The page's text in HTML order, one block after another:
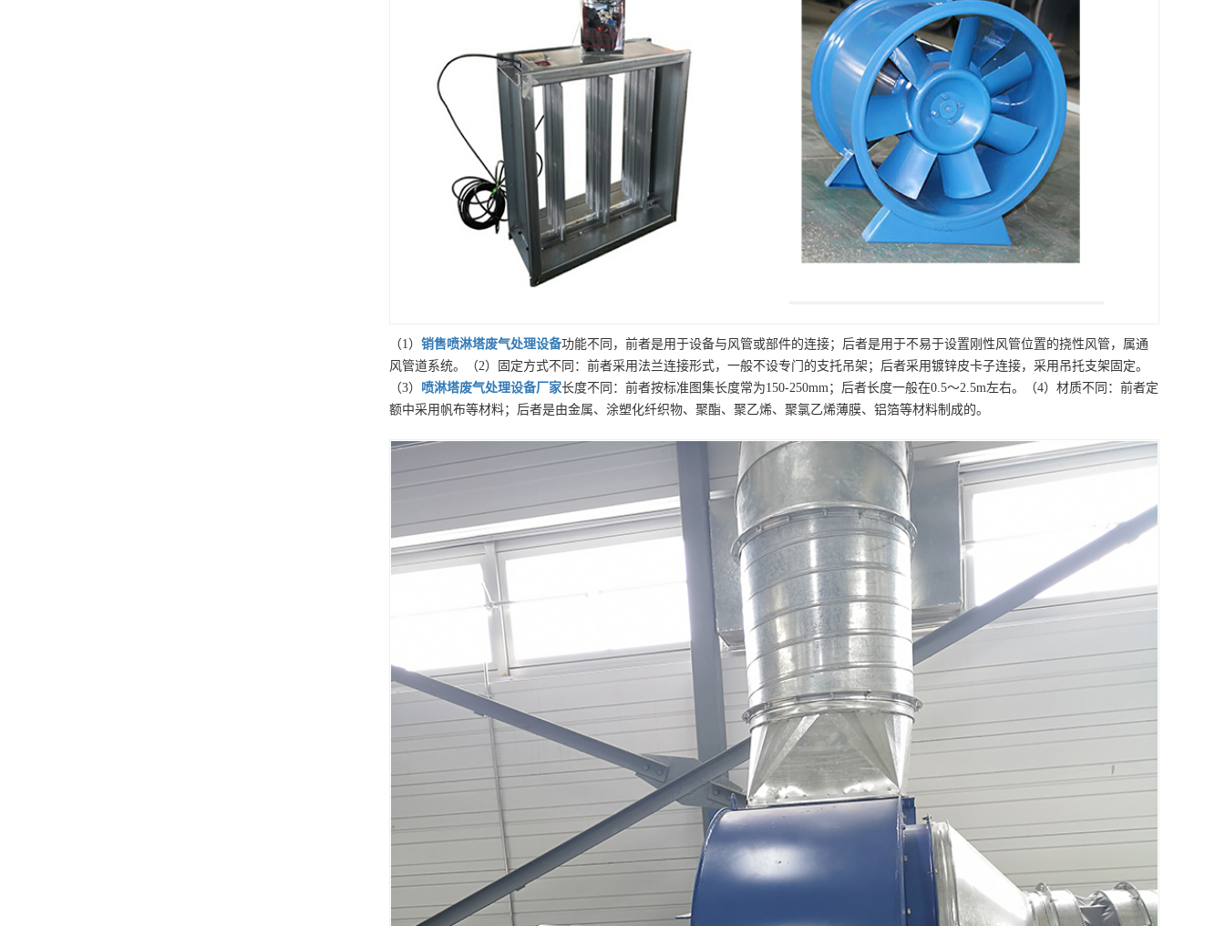
（1） 销售喷淋塔废气处理设备功能不同，前者是用于设备与风管或部件的连接；后者是用于不易于设置刚性风管位置的挠性风管，属通
风管道系统。（2）固定方式不同：前者采用法兰连接形式，一般不设专门的支托吊架；后者采用镀锌皮卡子连接，采用吊托支架固定。
（3） 喷淋塔废气处理设备厂家长度不同：前者按标准图集长度常为150-250mm；后者长度一般在0.5～2.5m左右。（4）材质不同：前者定
额中采用帆布等材料；后者是由金属、涂塑化纤织物、聚酯、聚乙烯、聚氯乙烯薄膜、铝箔等材料制成的。